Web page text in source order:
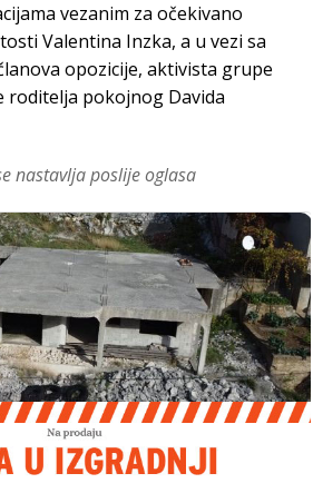
vezanim za očekivano
Valentina Inzka, a u vezi sa
opozicije, aktivista grupe
roditelja pokojnog Davida
nastavlja poslije oglasa